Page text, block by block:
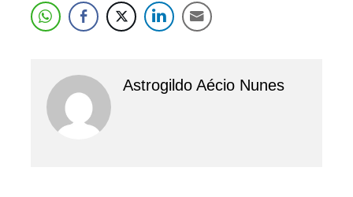
Astrogildo Aécio Nunes